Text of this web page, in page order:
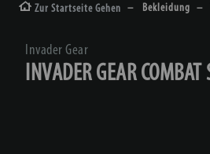
Zur Startseite Gehen Bekleidung
Invader Gear
INVADER GEAR